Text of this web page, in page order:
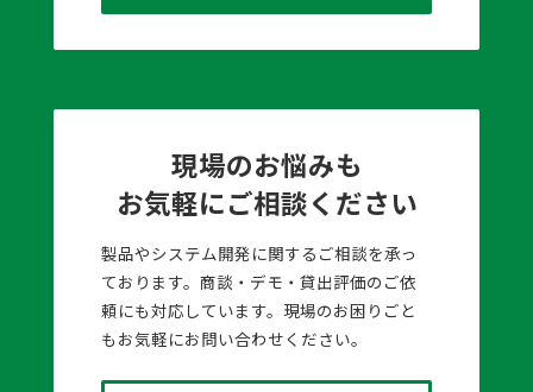
現場のお悩みも
お気軽にご相談ください
製品やシステム開発に関するご相談を承っ
ております。商談・デモ・貸出評価のご依
頼にも対応しています。現場のお困りごと
もお気軽にお問い合わせください。